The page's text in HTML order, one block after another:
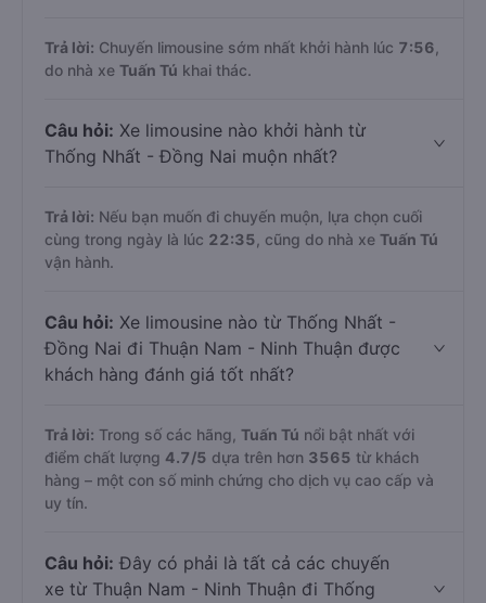
Trả lời: Chuyến limousine sớm nhất khởi hành lúc 7:56
do nhà xe Tuấn Tú khai thác.
Câu hỏi: Xe limousine nào khởi hành từ
Thống Nhất - Đồng Nai muộn nhất?
Trả lời: Nếu bạn muốn đi chuyến muộn, lựa chọn cuối
cùng trong ngày là lúc 22:35 , cũng do nhà xe Tuấn Tú
vận hành.
Câu hỏi: Xe limousine nào từ Thống Nhất -
Đồng Nai đi Thuận Nam - Ninh Thuận được
khách hàng đánh giá tốt nhất?
Trả lời: Trong số các hãng, Tuấn Tú nổi bật nhất với
điểm chất lượng 4.7/5 dựa trên hơn 3565 từ khách
hàng – một con số minh chứng cho dịch vụ cao cấp và
uy tín.
Câu hỏi: Đây có phải là tất cả các chuyến
xe từ Thuận Nam - Ninh Thuận đi Thống